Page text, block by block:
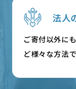
法人
ご寄付以外に
ど様々な方法